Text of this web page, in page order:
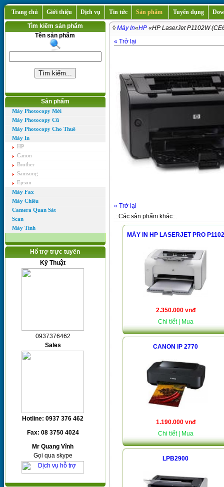
Trang chủ Giới thiệu Dịch vụ Tin tức Sản phẩm Tuyển dụng
Tìm kiếm sản phẩm
Tên sản phẩm
Sản phẩm
Máy Photocopy Mới
Máy Photocopy Cũ
Máy Photocopy Cho Thuê
Máy In
HP
Canon
Brother
Samsung
Epson
Máy Fax
Máy Chiếu
Camera Quan Sát
Scan
Máy Tính
Hổ trợ trực tuyến
Kỹ Thuật
0937376462
Sales
Hotline: 0937 376 462
Fax: 08 3750 4024
Mr Quang Vĩnh
Gọi qua skype
◊ Máy In«HP «HP LaserJet P1102W
« Trở lại
« Trở lại
.::Các sản phẩm khác::.
MÁY IN HP LASERJET PRO P1102
2.350.000 vnđ
Chi tiết
| Mua
CANON IP 2770
1.190.000 vnđ
Chi tiết
| Mua
LPB2900